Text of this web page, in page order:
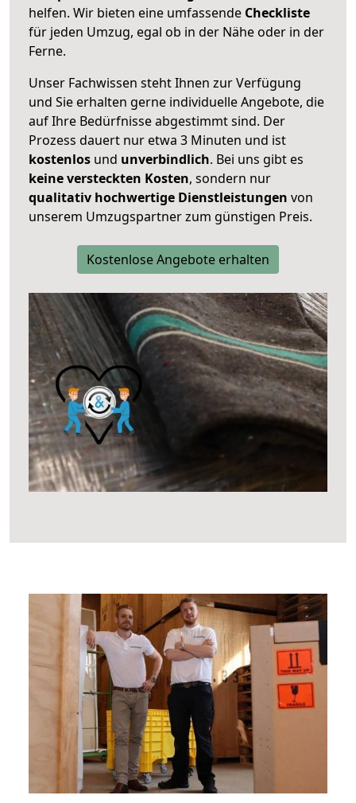
helfen. Wir bieten eine umfassende Checkliste
für jeden Umzug, egal ob in der Nähe oder in der
Ferne.
Unser Fachwissen steht Ihnen zur Verfügung
und Sie erhalten gerne individuelle Angebote, die
auf Ihre Bedürfnisse abgestimmt sind. Der
Prozess dauert nur etwa 3 Minuten und ist
kostenlos und unverbindlich. Bei uns gibt es
keine versteckten Kosten, sondern nur
qualitativ hochwertige Dienstleistungen von
unserem Umzugspartner zum günstigen Preis.
Kostenlose Angebote erhalten